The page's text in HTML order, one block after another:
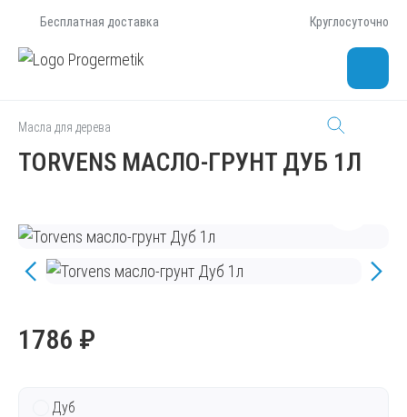
Бесплатная доставка Круглосуточно
Масла для дерева
TORVENS МАСЛО-ГРУНТ ДУБ 1Л
1786 ₽
Дуб